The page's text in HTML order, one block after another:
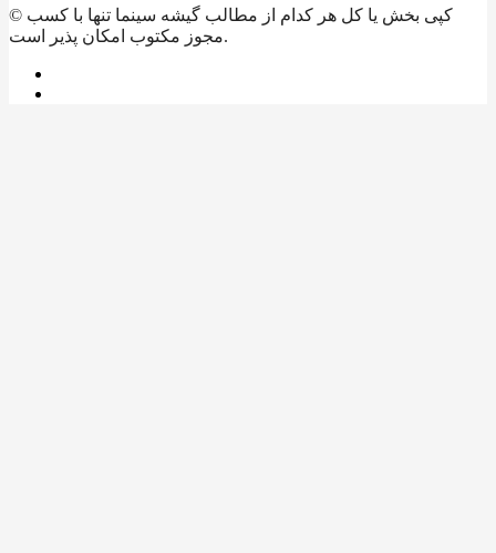
© کپی بخش یا کل هر کدام از مطالب گیشه سینما تنها با کسب
مجوز مکتوب امکان پذیر است.